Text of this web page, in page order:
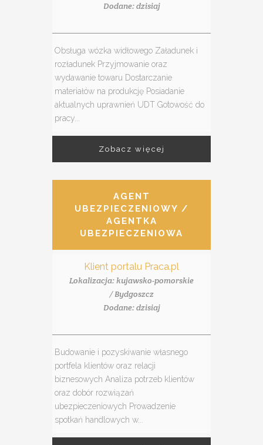
Dodane: dzisiaj
Obsługa wózka widłowego Załadunek i
rozładunek Przyjmowanie oraz
wydawanie towaru Dostarczanie
materiałów na produkcję Posiadanie
aktualnych uprawnień UDT Gotowość do
pracy...
Zobacz więcej
AGENT
UBEZPIECZENIOWY /
AGENTKA
UBEZPIECZENIOWA
Klient portalu Praca.pl
Lokalizacja: kujawsko-pomorskie
/ Bydgoszcz
Dodane: dzisiaj
Budowanie i pozyskiwanie własnego
portfela klientów oraz relacji
biznesowych Analiza potrzeb klientów
oraz dobór rozwiązań
ubezpieczeniowych Prowadzenie
spotkań handlowych w...